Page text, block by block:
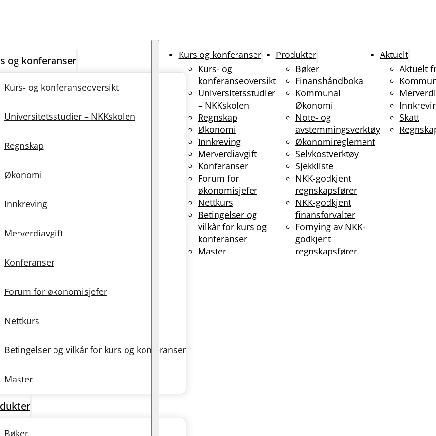
og konferanser
Kurs- og konferanseoversikt
Universitetsstudier – NKKskolen
Regnskap
Økonomi
Innkreving
Merverdiavgift
Konferanser
Forum for økonomisjefer
Nettkurs
Betingelser og vilkår for kurs og konferanser
Master
Bøker
Kurs og konferanser
Kurs- og
konferanseoversikt
Universitetsstudier
– NKKskolen
Regnskap
Økonomi
Innkreving
Merverdiavgift
Konferanser
Forum for
økonomisjefer
Nettkurs
Betingelser og
vilkår for kurs og
konferanser
Master
Produkter
Bøker
Finanshåndboka
Kommunal
Økonomi
Note- og
avstemmingsverktøy
Økonomireglement
Selvkostverktøy
Sjekkliste
NKK-godkjent
regnskapsfører
NKK-godkjent
finansforvalter
Fornying av NKK-
godkjent
regnskapsfører
Aktuelt
Aktuelt
Skatt